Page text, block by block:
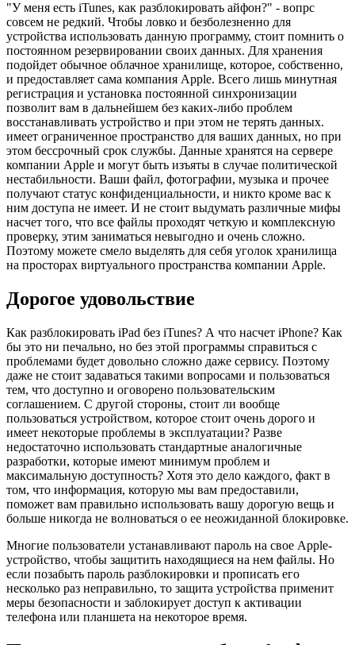
"У меня есть iTunes, как разблокировать айфон?" - вопрс
совсем не редкий. Чтобы ловко и безболезненно для
устройства использовать данную программу, стоит помнить о
постоянном резервировании своих данных. Для хранения
подойдет обычное облачное хранилище, которое, собственно,
и предоставляет сама компания Apple. Всего лишь минутная
регистрация и установка постоянной синхронизации
позволит вам в дальнейшем без каких-либо проблем
восстанавливать устройство и при этом не терять данных.
имеет ограниченное пространство для ваших данных, но при
этом бессрочный срок службы. Данные хранятся на сервере
компании Apple и могут быть изъяты в случае политической
нестабильности. Ваши файл, фотографии, музыка и прочее
получают статус конфиденциальности, и никто кроме вас к
ним доступа не имеет. И не стоит выдумать различные мифы
насчет того, что все файлы проходят четкую и комплексную
проверку, этим заниматься невыгодно и очень сложно.
Поэтому можете смело выделять для себя уголок хранилища
на просторах виртуального пространства компании Apple.
Дорогое удовольствие
Как разблокировать iPad без iTunes? А что насчет iPhone? Как
бы это ни печально, но без этой программы справиться с
проблемами будет довольно сложно даже сервису. Поэтому
даже не стоит задаваться такими вопросами и пользоваться
тем, что доступно и оговорено пользовательским
соглашением. С другой стороны, стоит ли вообще
пользоваться устройством, которое стоит очень дорого и
имеет некоторые проблемы в эксплуатации? Разве
недостаточно использовать стандартные аналогичные
разработки, которые имеют минимум проблем и
максимальную доступность? Хотя это дело каждого, факт в
том, что информация, которую мы вам предоставили,
поможет вам правильно использовать вашу дорогую вещь и
больше никогда не волноваться о ее неожиданной блокировке.
Многие пользователи устанавливают пароль на свое Apple-
устройство, чтобы защитить находящиеся на нем файлы. Но
если позабыть пароль разблокировки и прописать его
несколько раз неправильно, то защита устройства применит
меры безопасности и заблокирует доступ к активации
телефона или планшета на некоторое время.